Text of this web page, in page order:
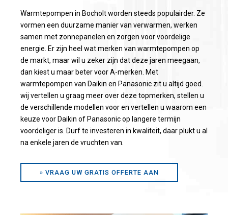
Warmtepompen in Bocholt worden steeds populairder. Ze
vormen een duurzame manier van verwarmen, werken
samen met zonnepanelen en zorgen voor voordelige
energie. Er zijn heel wat merken van warmtepompen op
de markt, maar wil u zeker zijn dat deze jaren meegaan,
dan kiest u maar beter voor A-merken. Met
warmtepompen van Daikin en Panasonic zit u altijd goed.
wij vertellen u graag meer over deze topmerken, stellen u
de verschillende modellen voor en vertellen u waarom een
keuze voor Daikin of Panasonic op langere termijn
voordeliger is. Durf te investeren in kwaliteit, daar plukt u al
na enkele jaren de vruchten van.
» VRAAG UW GRATIS OFFERTE AAN